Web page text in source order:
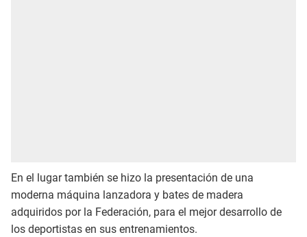
En el lugar también se hizo la presentación de una
moderna máquina lanzadora y bates de madera
adquiridos por la Federación, para el mejor desarrollo de
los deportistas en sus entrenamientos.